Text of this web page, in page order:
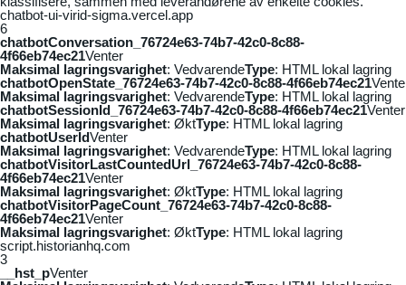
chatbot-ui-virid-sigma.vercel.app
6
chatbotConversation_76724e63-74b7-42c0-8c88-
4f66eb74ec21Venter
Maksimal lagringsvarighet: VedvarendeType: HTML lokal lagring
chatbotOpenState_76724e63-74b7-42c0-8c88-4f66eb74ec21
Maksimal lagringsvarighet: VedvarendeType: HTML lokal lagring
chatbotSessionId_76724e63-74b7-42c0-8c88-4f66eb74ec21Venter
Maksimal lagringsvarighet: ØktType: HTML lokal lagring
chatbotUserIdVenter
Maksimal lagringsvarighet: VedvarendeType: HTML lokal lagring
chatbotVisitorLastCountedUrl_76724e63-74b7-42c0-8c88-
4f66eb74ec21Venter
Maksimal lagringsvarighet: ØktType: HTML lokal lagring
chatbotVisitorPageCount_76724e63-74b7-42c0-8c88-
4f66eb74ec21Venter
Maksimal lagringsvarighet: ØktType: HTML lokal lagring
script.historianhq.com
3
__hst_pVenter